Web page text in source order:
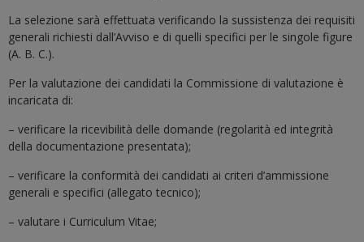
La selezione sarà effettuata verificando la sussistenza dei requisiti
generali richiesti dall’Avviso e di quelli specifici per le singole figure
(A. B. C.).
Per la valutazione dei candidati la Commissione di valutazione è
incaricata di:
– verificare la ricevibilità delle domande (regolarità ed integrità
della documentazione presentata);
– verificare la conformità dei candidati ai criteri d’ammissione
generali e specifici (allegato tecnico);
– valutare i Curriculum Vitae;